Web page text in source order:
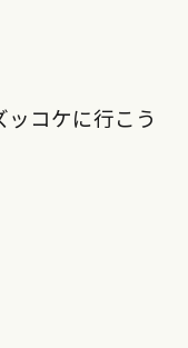
コケに行こう